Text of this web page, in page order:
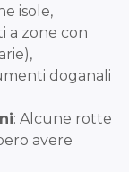
isole,
a zone con
doganali
: Alcune rotte
avere